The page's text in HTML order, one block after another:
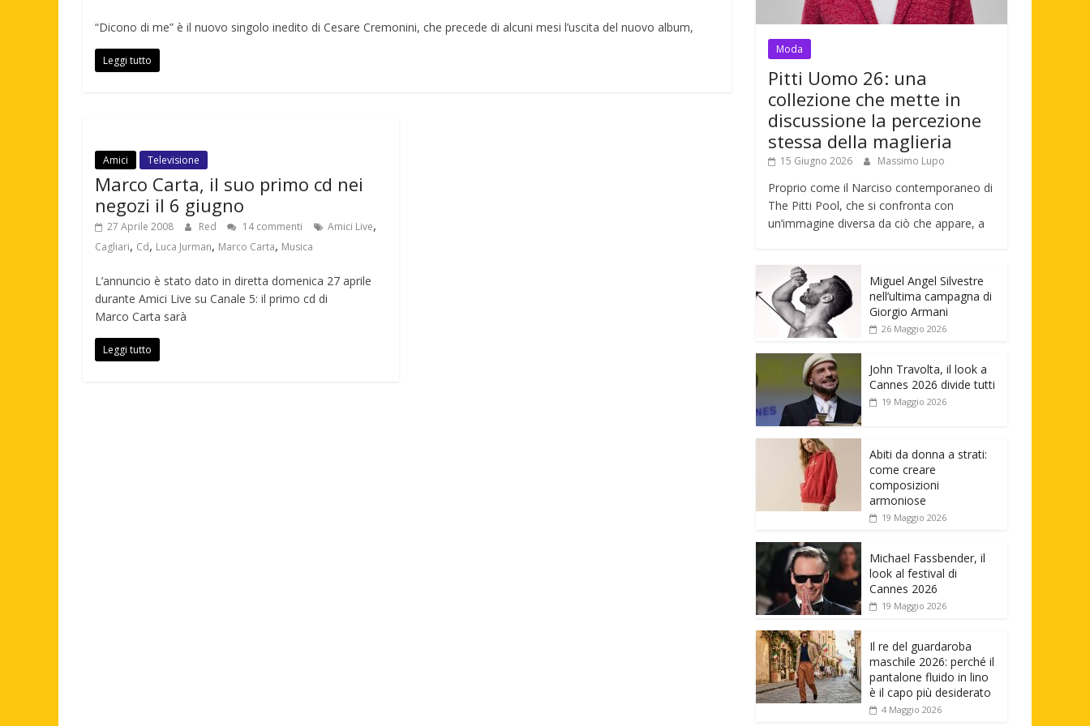
“Dicono di me” è il nuovo singolo inedito di Cesare Cremonini, che precede di alcuni mesi l’uscita del nuovo album,
Leggi tutto
Amici Televisione
Marco Carta, il suo primo cd nei
negozi il 6 giugno
27 Aprile 2008 Red 14 commenti Amici Live,
Cagliari, Cd, Luca Jurman, Marco Carta, Musica
L’annuncio è stato dato in diretta domenica 27 aprile
durante Amici Live su Canale 5: il primo cd di
Marco Carta sarà
Leggi tutto
Moda
Pitti Uomo 26: una
collezione che mette in
discussione la percezione
stessa della maglieria
15 Giugno 2026 Massimo Lupo
Proprio come il Narciso contemporaneo di
The Pitti Pool, che si confronta con
un’immagine diversa da ciò che appare, a
Miguel Angel Silvestre
nell’ultima campagna di
Giorgio Armani
26 Maggio 2026
John Travolta, il look a
Cannes 2026 divide tutti
19 Maggio 2026
Abiti da donna a strati:
come creare
composizioni
armoniose
19 Maggio 2026
Michael Fassbender, il
look al festival di
Cannes 2026
19 Maggio 2026
Il re del guardaroba
maschile 2026: perché il
pantalone fluido in lino
è il capo più desiderato
4 Maggio 2026